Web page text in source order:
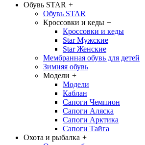
Обувь STAR +
Обувь STAR
Кроссовки и кеды +
Кроссовки и кеды
Star Мужские
Star Женские
Мембранная обувь для детей
Зимняя обувь
Модели +
Модели
Каблан
Сапоги Чемпион
Сапоги Аляска
Сапоги Арктика
Сапоги Тайга
Охота и рыбалка +